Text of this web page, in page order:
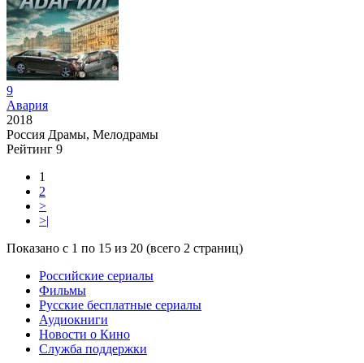
9
Авария
2018
Россия Драмы, Мелодрамы
Рейтинг 9
1
2
>
>|
Показано с 1 по 15 из 20 (всего 2 страниц)
Российские сериалы
Фильмы
Русские бесплатные сериалы
Аудиокниги
Новости о Кино
Служба поддержки